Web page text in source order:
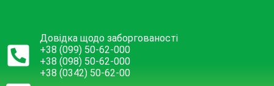
Довідка щодо заборгованості
+38 (099) 50-62-000
+38 (098) 50-62-000
+38 (0342) 50-62-00